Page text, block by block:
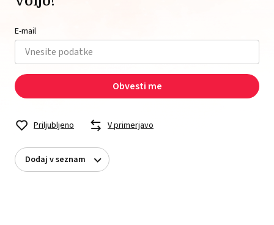
E-mail
Obvesti me
Priljubljeno V primerjavo
Dodaj v seznam